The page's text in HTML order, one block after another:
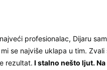
profesionalac, Dijaru
se najviše uklapa u tim.
rezultat. I stalno nešto ljut.